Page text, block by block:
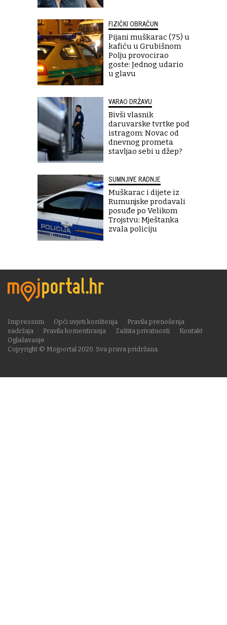
FIZIČKI OBRAČUN
Pijani muškarac (75) u
kafiću u Grubišnom
Polju provocirao
goste: Jednog udario
u glavu
VARAO DRŽAVU
Bivši vlasnik
daruvarske tvrtke pod
istragom: Novac od
dnevnog prometa
stavljao sebi u džep?
SUMNJIVE RADNJE
Muškarac i dijete iz
Rumunjske prodavali
posuđe po Velikom
Trojstvu: Mještanka
zvala policiju
Copyright © Mojportal 2020. Sva prava pridržana.
Impressum Opći uvjeti korištenja
Pravila prenošenja
sadržaja
Pravila komentiranja Zaštita privatnosti
Kontakt
Oglašavanje